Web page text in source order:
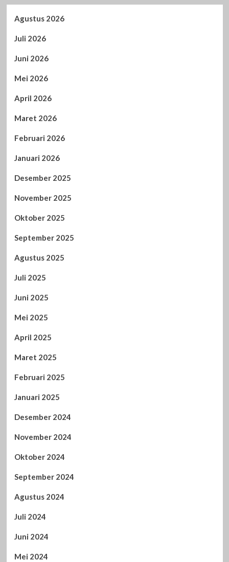
Agustus 2026
Juli 2026
Juni 2026
Mei 2026
April 2026
Maret 2026
Februari 2026
Januari 2026
Desember 2025
November 2025
Oktober 2025
September 2025
Agustus 2025
Juli 2025
Juni 2025
Mei 2025
April 2025
Maret 2025
Februari 2025
Januari 2025
Desember 2024
November 2024
Oktober 2024
September 2024
Agustus 2024
Juli 2024
Juni 2024
Mei 2024